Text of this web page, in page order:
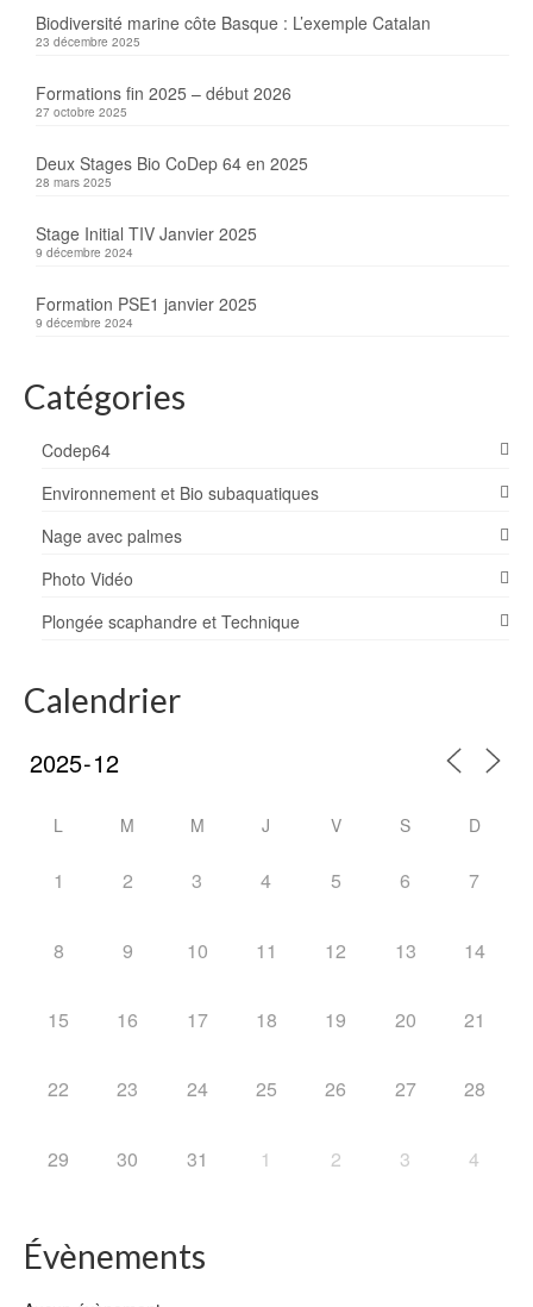
Biodiversité marine côte Basque : L’exemple Catalan
23 décembre 2025
Formations fin 2025 – début 2026
27 octobre 2025
Deux Stages Bio CoDep 64 en 2025
28 mars 2025
Stage Initial TIV Janvier 2025
9 décembre 2024
Formation PSE1 janvier 2025
9 décembre 2024
Catégories
Codep64
Environnement et Bio subaquatiques
Nage avec palmes
Photo Vidéo
Plongée scaphandre et Technique
Calendrier
L M M J V S D
1 2 3 4 5 6 7
8 9 10 11 12 13 14
15 16 17 18 19 20 21
22 23 24 25 26 27 28
29 30 31 1 2 3 4
Évènements